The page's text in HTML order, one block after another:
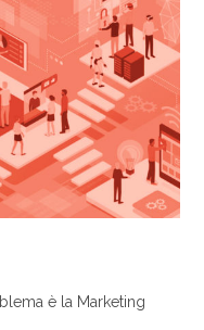
è la Marketing